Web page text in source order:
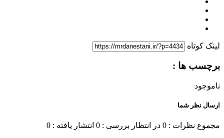
لینک کوتاه
برچسب ها :
ناموجود
ارسال نظر شما
مجموع نظرات : 0 در انتظار بررسی : 0 انتشار یافته : 0